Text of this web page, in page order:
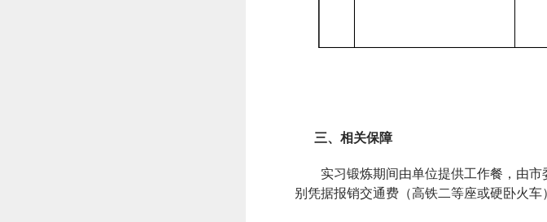
三、相关保障
实习锻炼期间由单位提供工作餐，由
别凭据报销交通费（高铁二等座或硬卧火车